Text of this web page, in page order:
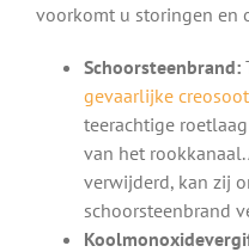
voorkomt u storingen en
Schoorsteenbrand:
gevaarlijke creosoot
teerachtige
van het
verwijderd, kan zij
schoorsteenbrand